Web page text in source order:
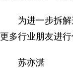
为进一步拆
更多行业朋友进行
苏亦潇